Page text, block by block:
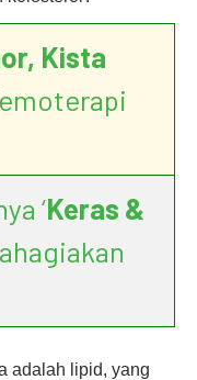
Kista
‘Keras &
adalah lipid, yang